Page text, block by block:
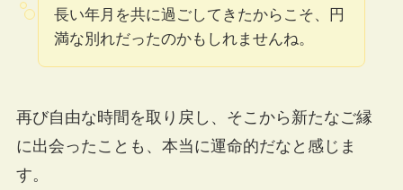
長い年月を共に過ごしてきたからこそ、円
満な別れだったのかもしれませんね。
再び自由な時間を取り戻し、そこから新たなご縁
に出会ったことも、本当に運命的だなと感じま
す。